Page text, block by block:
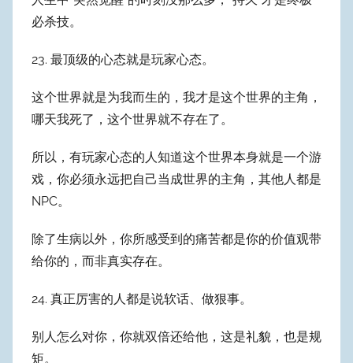
必杀技。
23. 最顶级的心态就是玩家心态。
这个世界就是为我而生的，我才是这个世界的主角，
哪天我死了，这个世界就不存在了。
所以，有玩家心态的人知道这个世界本身就是一个游
戏，你必须永远把自己当成世界的主角，其他人都是
NPC。
除了生病以外，你所感受到的痛苦都是你的价值观带
给你的，而非真实存在。
24. 真正厉害的人都是说软话、做狠事。
别人怎么对你，你就双倍还给他，这是礼貌，也是规
矩。